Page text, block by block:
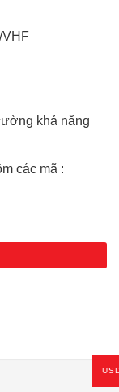
VHF
khả năng
các mã :